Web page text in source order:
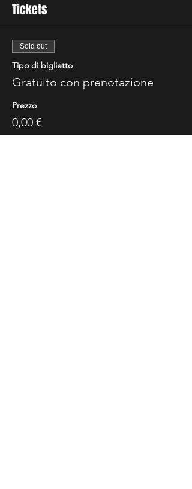
Tickets
Sold out
Tipo di biglietto
Gratuito con prenotazione
Prezzo
0,00 €